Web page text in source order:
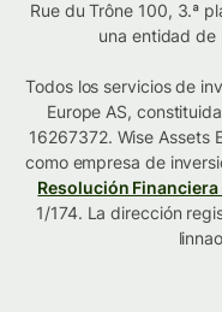
Rue du Trône 100, 3.ª
una entidad de
Todos los servicios de
Europe AS,
16267372. Wise Assets
como empresa de
Resolución Financiera
1/174. La dirección